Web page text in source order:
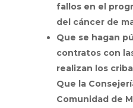
fallos en el
del cáncer de
Que se hagan
contratos con
realizan los
Que la
Comunidad de